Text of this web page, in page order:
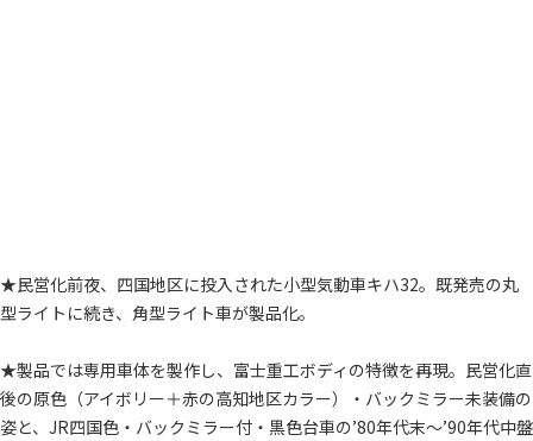
★民営化前夜、四国地区に投入された小型気動車キハ32。既発売の丸
型ライトに続き、角型ライト車が製品化。
★製品では専用車体を製作し、富士重工ボディの特徴を再現。民営化直
後の原色（アイボリー＋赤の高知地区カラー）・バックミラー未装備の
姿と、JR四国色・バックミラー付・黒色台車の’80年代末～’90年代中盤